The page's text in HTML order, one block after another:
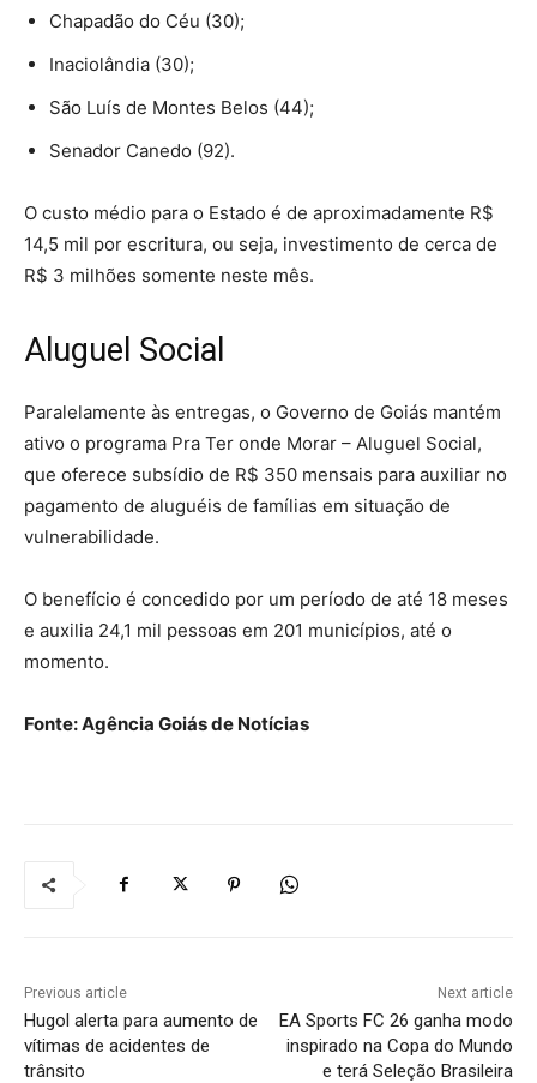
Chapadão do Céu (30);
Inaciolândia (30);
São Luís de Montes Belos (44);
Senador Canedo (92).
O custo médio para o Estado é de aproximadamente R$
14,5 mil por escritura, ou seja, investimento de cerca de
R$ 3 milhões somente neste mês.
Aluguel Social
Paralelamente às entregas, o Governo de Goiás mantém
ativo o programa Pra Ter onde Morar – Aluguel Social,
que oferece subsídio de R$ 350 mensais para auxiliar no
pagamento de aluguéis de famílias em situação de
vulnerabilidade.
O benefício é concedido por um período de até 18 meses
e auxilia 24,1 mil pessoas em 201 municípios, até o
momento.
Fonte: Agência Goiás de Notícias
Previous article
Hugol alerta para aumento de
vítimas de acidentes de
trânsito
Next article
EA Sports FC 26 ganha modo
inspirado na Copa do Mundo
e terá Seleção Brasileira